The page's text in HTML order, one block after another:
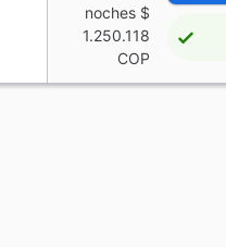
noches $
1.250.118
COP